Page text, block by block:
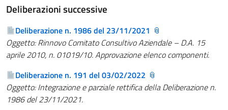
Deliberazioni successive
Deliberazione n. 1986 del 23/11/2021
Oggetto: Rinnovo Comitato Consultivo Aziendale – D.A. 15
aprile 2010, n. 01019/10. Approvazione elenco componenti.
Deliberazione n. 191 del 03/02/2022
Oggetto: Integrazione e parziale rettifica della Deliberazione n.
1986 del 23/11/2021.